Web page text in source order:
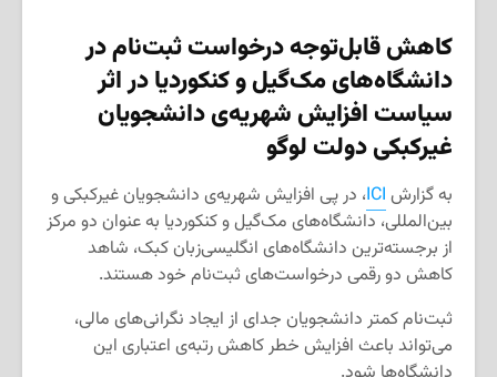
کاهش قابل‌توجه درخواست ثبت‌نام در
دانشگاه‌های مک‌گیل و کنکوردیا در اثر
سیاست افزایش شهریه‌ی دانشجویان
غیرکبکی دولت لوگو
به گزارش ICI، در پی افزایش شهریه‌ی دانشجویان غیرکبکی و
بین‌المللی، دانشگاه‌های مک‌گیل و کنکوردیا به عنوان دو مرکز
از برجسته‌ترین دانشگاه‌های انگلیسی‌زبان کبک، شاهد
کاهش دو رقمی درخواست‌های ثبت‌نام خود هستند.
ثبت‌نام کمتر دانشجویان جدای از ایجاد نگرانی‌های مالی،
می‌تواند باعث افزایش خطر کاهش رتبه‌ی اعتباری این